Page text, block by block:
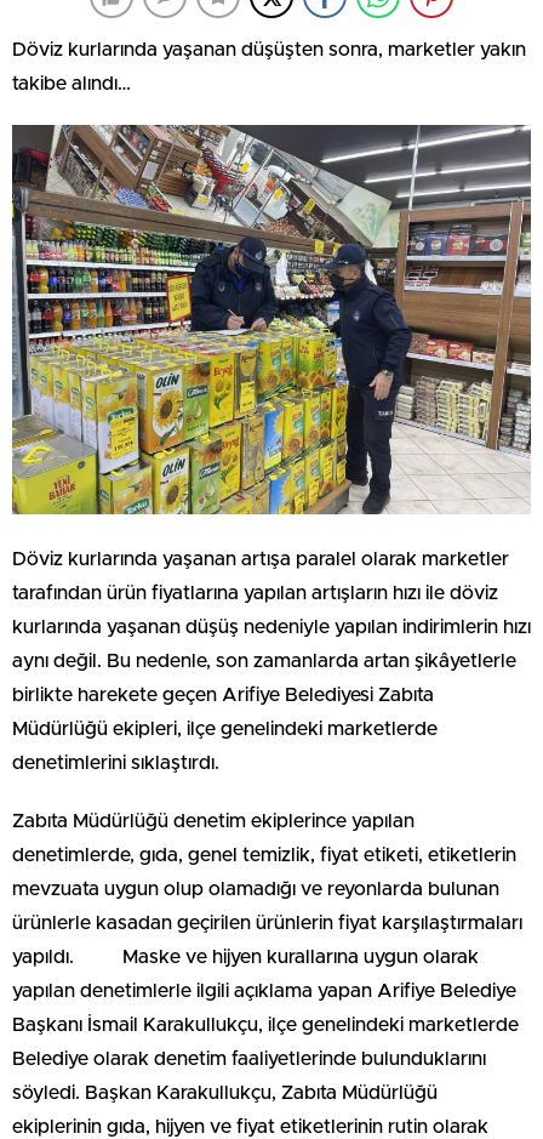
Döviz kurlarında yaşanan düşüşten sonra, marketler yakın
takibe alındı…
Döviz kurlarında yaşanan artışa paralel olarak marketler
tarafından ürün fiyatlarına yapılan artışların hızı ile döviz
kurlarında yaşanan düşüş nedeniyle yapılan indirimlerin hızı
aynı değil. Bu nedenle, son zamanlarda artan şikâyetlerle
birlikte harekete geçen Arifiye Belediyesi Zabıta
Müdürlüğü ekipleri, ilçe genelindeki marketlerde
denetimlerini sıklaştırdı.
Zabıta Müdürlüğü denetim ekiplerince yapılan
denetimlerde, gıda, genel temizlik, fiyat etiketi, etiketlerin
mevzuata uygun olup olamadığı ve reyonlarda bulunan
ürünlerle kasadan geçirilen ürünlerin fiyat karşılaştırmaları
yapıldı. Maske ve hijyen kurallarına uygun olarak
yapılan denetimlerle ilgili açıklama yapan Arifiye Belediye
Başkanı İsmail Karakullukçu, ilçe genelindeki marketlerde
Belediye olarak denetim faaliyetlerinde bulunduklarını
söyledi. Başkan Karakullukçu, Zabıta Müdürlüğü
ekiplerinin gıda, hijyen ve fiyat etiketlerinin rutin olarak